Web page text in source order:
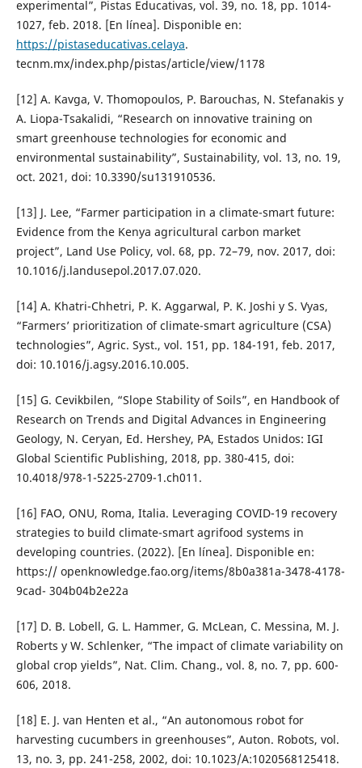
experimental”, Pistas Educativas, vol. 39, no. 18, pp. 1014-
1027, feb. 2018. [En línea]. Disponible en:
https://pistaseducativas.celaya.
tecnm.mx/index.php/pistas/article/view/1178
[12] A. Kavga, V. Thomopoulos, P. Barouchas, N. Stefanakis y
A. Liopa-Tsakalidi, “Research on innovative training on
smart greenhouse technologies for economic and
environmental sustainability”, Sustainability, vol. 13, no. 19,
oct. 2021, doi: 10.3390/su131910536.
[13] J. Lee, “Farmer participation in a climate-smart future:
Evidence from the Kenya agricultural carbon market
project”, Land Use Policy, vol. 68, pp. 72–79, nov. 2017, doi:
10.1016/j.landusepol.2017.07.020.
[14] A. Khatri-Chhetri, P. K. Aggarwal, P. K. Joshi y S. Vyas,
“Farmers’ prioritization of climate-smart agriculture (CSA)
technologies”, Agric. Syst., vol. 151, pp. 184-191, feb. 2017,
doi: 10.1016/j.agsy.2016.10.005.
[15] G. Cevikbilen, “Slope Stability of Soils”, en Handbook of
Research on Trends and Digital Advances in Engineering
Geology, N. Ceryan, Ed. Hershey, PA, Estados Unidos: IGI
Global Scientific Publishing, 2018, pp. 380-415, doi:
10.4018/978-1-5225-2709-1.ch011.
[16] FAO, ONU, Roma, Italia. Leveraging COVID-19 recovery
strategies to build climate-smart agrifood systems in
developing countries. (2022). [En línea]. Disponible en:
https:// openknowledge.fao.org/items/8b0a381a-3478-4178-
9cad- 304b04b2e22a
[17] D. B. Lobell, G. L. Hammer, G. McLean, C. Messina, M. J.
Roberts y W. Schlenker, “The impact of climate variability on
global crop yields”, Nat. Clim. Chang., vol. 8, no. 7, pp. 600-
606, 2018.
[18] E. J. van Henten et al., “An autonomous robot for
harvesting cucumbers in greenhouses”, Auton. Robots, vol.
13, no. 3, pp. 241-258, 2002, doi: 10.1023/A:1020568125418.